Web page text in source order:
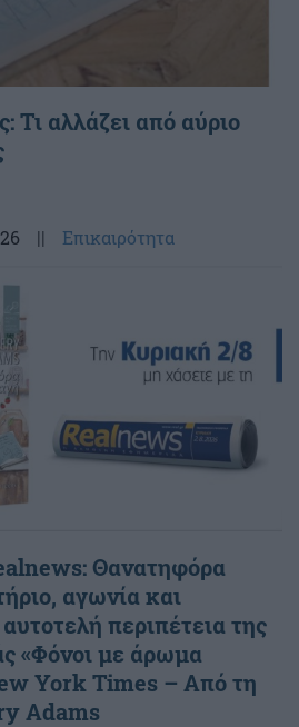
Τι αλλάζει από αύριο
|| Επικαιρότητα
Θανατηφόρα
αγωνία και
περιπέτεια της
«Φόνοι με άρωμα
York Times – Από τη
Adams